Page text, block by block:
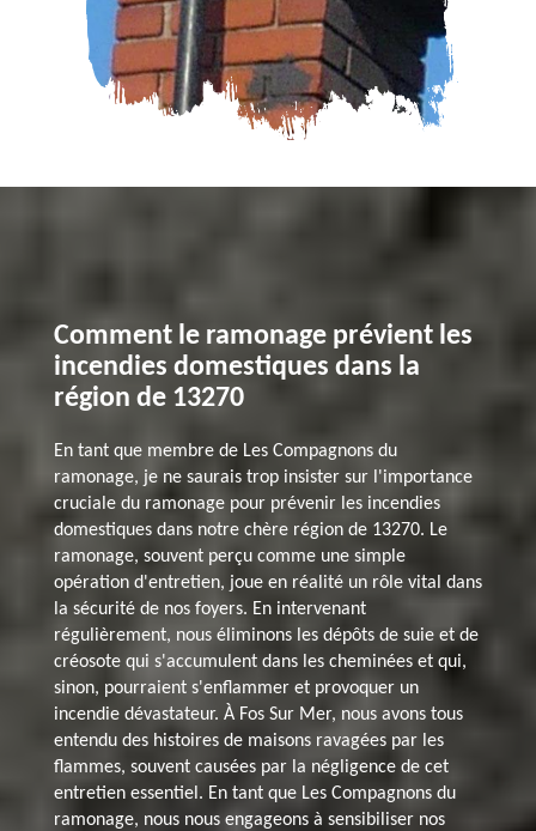
Comment le ramonage prévient les
incendies domestiques dans la
région de 13270
En tant que membre de Les Compagnons du
ramonage, je ne saurais trop insister sur l'importance
cruciale du ramonage pour prévenir les incendies
domestiques dans notre chère région de 13270. Le
ramonage, souvent perçu comme une simple
opération d'entretien, joue en réalité un rôle vital dans
la sécurité de nos foyers. En intervenant
régulièrement, nous éliminons les dépôts de suie et de
créosote qui s'accumulent dans les cheminées et qui,
sinon, pourraient s'enflammer et provoquer un
incendie dévastateur. À Fos Sur Mer, nous avons tous
entendu des histoires de maisons ravagées par les
flammes, souvent causées par la négligence de cet
entretien essentiel. En tant que Les Compagnons du
ramonage, nous nous engageons à sensibiliser nos